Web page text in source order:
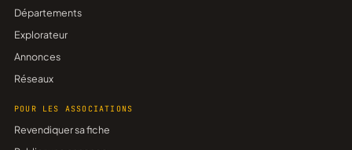
Départements
Explorateur
Annonces
Réseaux
POUR LES ASSOCIATIONS
Revendiquer sa fiche